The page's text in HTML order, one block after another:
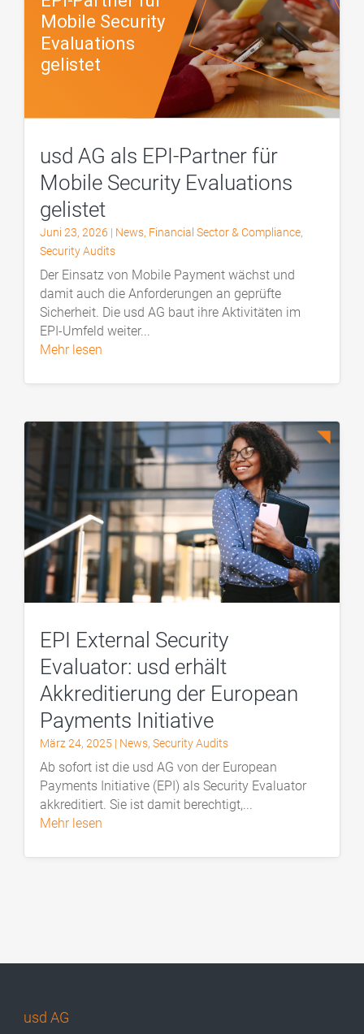
usd AG als EPI-Partner für
Mobile Security Evaluations
gelistet
Juni 23, 2026 | News, Financial Sector & Compliance,
Security Audits
Der Einsatz von Mobile Payment wächst und
damit auch die Anforderungen an geprüfte
Sicherheit. Die usd AG baut ihre Aktivitäten im
EPI-Umfeld weiter...
mehr lesen
EPI External Security
Evaluator: usd erhält
Akkreditierung der European
Payments Initiative
März 24, 2025 | News,Security Audits
Ab sofort ist die usd AG von der European
Payments Initiative (EPI) als Security Evaluator
akkreditiert. Sie ist damit berechtigt,...
mehr lesen
usd AG